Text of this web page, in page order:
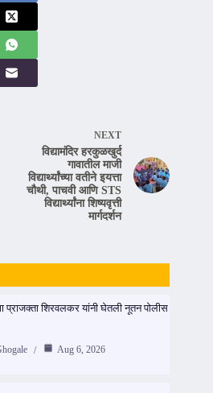
NEXT
विद्यामंदिर हरकुळखुर्द
गावातील माजी
विद्यार्थ्यांच्या वतीने इयत्ता
चौथी, पाचवी आणि STS
विद्यार्थ्यांना शिष्यवृत्ती
मार्गदर्शन
प्राजक्ता शिरवलकर यांनी घेतली नूतन पोलीस
Aug 6, 2026